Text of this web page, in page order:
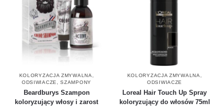
KOLORYZACJA ZMYWALNA
ODSIWIACZE
,SZAMPONY
Beardburys Szampon
koloryzujący włosy i zarost
KOLORYZACJA ZMYWALNA
ODSIWIACZE
Loreal Hair Touch Up Spray
koloryzujący do włosów 75ml